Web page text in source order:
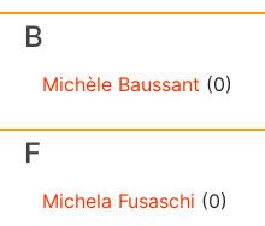
B
Michèle Baussant (0)
F
Michela Fusaschi (0)